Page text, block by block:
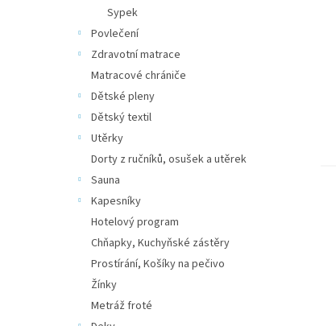
Sypek
Povlečení
Zdravotní matrace
Matracové chrániče
Dětské pleny
Dětský textil
Utěrky
Dorty z ručníků, osušek a utěrek
Sauna
Kapesníky
Hotelový program
Chňapky, Kuchyňské zástěry
Prostírání, Košíky na pečivo
Žínky
Metráž froté